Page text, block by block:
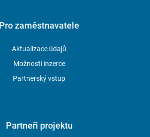
Pro zaměstnavatele
Aktualizace údajů
Možnosti inzerce
Partnerský vstup
Partneři projektu